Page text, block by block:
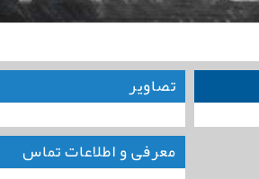
تصاویر
معرفی و اطلاعات تماس